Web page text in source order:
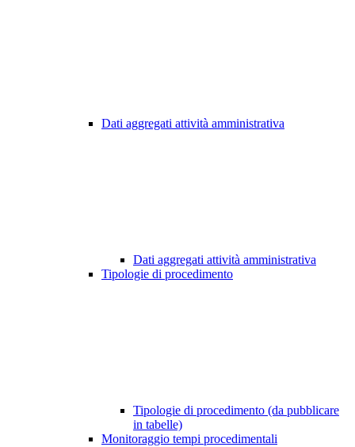
Dati aggregati attività amministrativa
Dati aggregati attività amministrativa
Tipologie di procedimento
Tipologie di procedimento (da pubblicare
in tabelle)
Monitoraggio tempi procedimentali